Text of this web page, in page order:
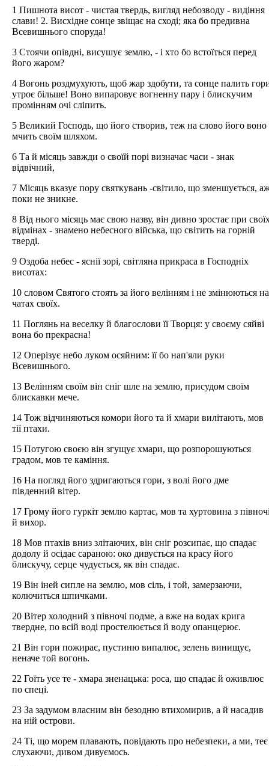
1 Пишнота висот - чистая твердь, вигляд небозводу - видіння
слави! 2. Висхідне сонце звіщає на сході; яка бо предивна
Всевишнього споруда!
3 Стоячи опівдні, висушує землю, - і хто бо встоїться перед
його жаром?
4 Вогонь роздмухують, щоб жар здобути, та сонце палить
утроє більше! Воно випаровує вогненну пару і блискучим
промінням очі сліпить.
5 Великий Господь, що його створив, теж на слово його воно
мчить своїм шляхом.
6 Та й місяць завжди о своїй порі визначає часи - знак
відвічний,
7 Місяць вказує пору святкувань -світило, що зменшується,
поки не зникне.
8 Від нього місяць має свою назву, він дивно зростає при
відмінах - знамено небесного війська, що світить на горній
тверді.
9 Оздоба небес - яснії зорі, світляна прикраса в Господніх
висотах:
10 словом Святого стоять за його велінням і не змінюються на
чатах своїх.
11 Поглянь на веселку й благослови її Творця: у своєму сяйві
вона бо прекрасна!
12 Оперізує небо луком осяйним: її бо нап'яли руки
Всевишнього.
13 Велінням своїм він сніг шле на землю, присудом своїм
блискавки мече.
14 Тож відчиняються комори його та й хмари вилітають, мов
тії птахи.
15 Потугою своєю він згущує хмари, що розпорошуються
градом, мов те каміння.
16 На погляд його здригаються гори, з волі його дме
південний вітер.
17 Грому його гуркіт землю картає, мов та хуртовина з
й вихор.
18 Мов птахів вниз злітаючих, він сніг розсипає, що спадає
додолу й осідає сараною: око дивується на красу його
блискучу, серце чудується, як він спадає.
19 Він іней сипле на землю, мов сіль, і той, замерзаючи,
колючиться шпичками.
20 Вітер холодний з півночі подме, а вже на водах крига
твердне, по всій воді простелюється й воду опанцерює.
21 Він гори пожирає, пустиню випалює, зелень винищує,
неначе той вогонь.
22 Гоїть усе те - хмара зненацька: роса, що спадає й оживлює
по спеці.
23 За задумом власним він безодню втихомирив, а й насадив
на ній острови.
24 Ті, що морем плавають, повідають про небезпеки, а ми, теє
слухаючи, дивом дивуємось.